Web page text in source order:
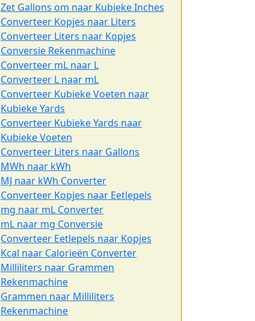
Zet Gallons om naar Kubieke Inches
Converteer Kopjes naar Liters
Converteer Liters naar Kopjes
Conversie Rekenmachine
Converteer mL naar L
Converteer L naar mL
Converteer Kubieke Voeten naar
Kubieke Yards
Converteer Kubieke Yards naar
Kubieke Voeten
Converteer Liters naar Gallons
MWh naar kWh
MJ naar kWh Converter
Converteer Kopjes naar Eetlepels
mg naar mL Converter
mL naar mg Conversie
Converteer Eetlepels naar Kopjes
Kcal naar Calorieën Converter
Milliliters naar Grammen
Rekenmachine
Grammen naar Milliliters
Rekenmachine